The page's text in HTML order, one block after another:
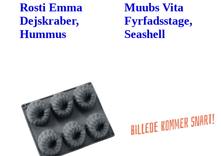
Rosti Emma
Dejskraber,
Hummus
Muubs Vita
Fyrfadsstage,
Seashell